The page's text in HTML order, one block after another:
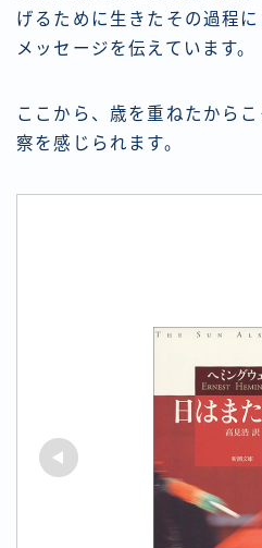
げるために生きたその過程
メッセージを伝えています。
ここから、歳を重ねたから
察を感じられます。